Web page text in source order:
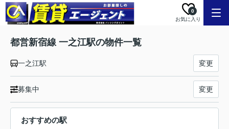
お気に入り
0
都営新宿線 一之江駅の物件一覧
一之江駅 変更
募集中 変更
おすすめの駅